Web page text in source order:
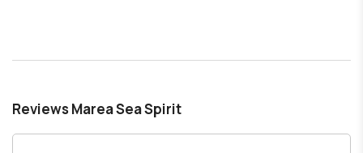
Reviews Marea Sea Spirit